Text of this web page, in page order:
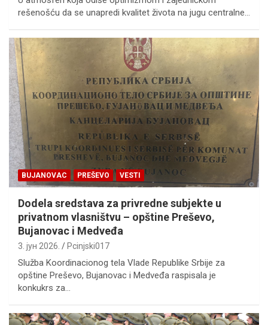
rešenošću da se unapredi kvalitet života na jugu centralne…
BUJANOVAC PREŠEVO VESTI
Dodela sredstava za privredne subjekte u
privatnom vlasništvu – opštine Preševo,
Bujanovac i Medveđa
3. јун 2026. Pcinjski017
Služba Koordinacionog tela Vlade Republike Srbije za
opštine Preševo, Bujanovac i Medveđa raspisala je
konkukrs za…